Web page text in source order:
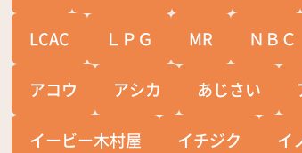
LCAC ＬＰＧ MR ＮＢＣ
アコウ アシカ あじさい
イービー木村屋 イチジク イ